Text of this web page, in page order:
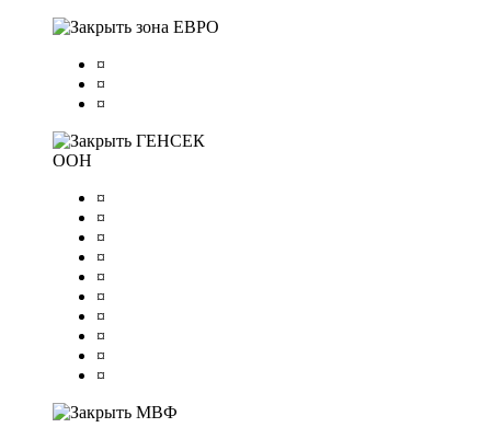
зона ЕВРО
¤
¤
¤
ГЕНСЕК
ООН
¤
¤
¤
¤
¤
¤
¤
¤
¤
¤
МВФ